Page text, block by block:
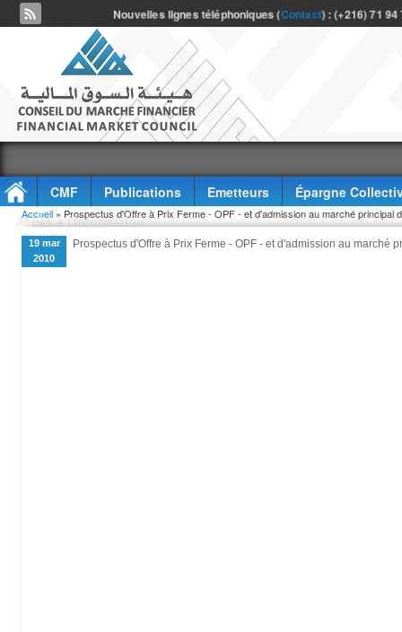
Nouvelles lignes téléphoniques (Contact) : (+216) 71
CMF Publications Emetteurs
Épargne
Accès à l'information
Vous êtes ici
Accueil » Prospectus d'Offre à Prix Ferme - OPF - et d'admission au marché principal
19 mar
2010
Prospectus d'Offre à Prix Ferme - OPF - et d'admission au marché